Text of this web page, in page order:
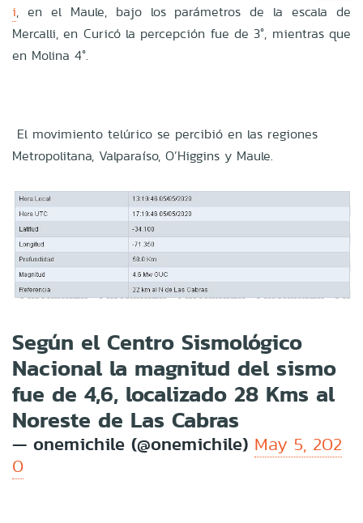
i, en el Maule, bajo los parámetros de la escala de
Mercalli, en Curicó la percepción fue de 3°, mientras que
en Molina 4°.
El movimiento telúrico se percibió en las regiones
Metropolitana, Valparaíso, O’Higgins y Maule.
Según el Centro Sismológico
Nacional la magnitud del sismo
fue de 4,6, localizado 28 Kms al
Noreste de Las Cabras
— onemichile (@onemichile) May 5, 202
0